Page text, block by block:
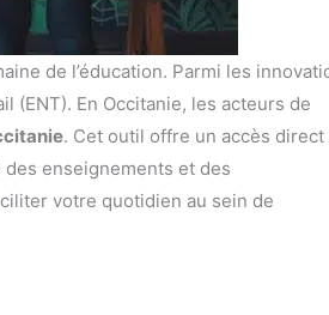
de l’éducation. Parmi les
En Occitanie, les acteurs de
. Cet outil offre un accès direct
enseignements et des
votre quotidien au sein de